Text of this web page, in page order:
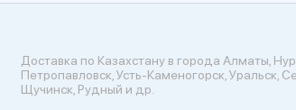
Доставка по Казахстану в города Алматы,
Петропавловск, Усть-Каменогорск, Уральск,
Щучинск, Рудный и др.